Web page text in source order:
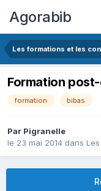
Agorabib
Les formations et les
Formation
formation bibas
Par Pigranelle
le 23 mai 2014 dans